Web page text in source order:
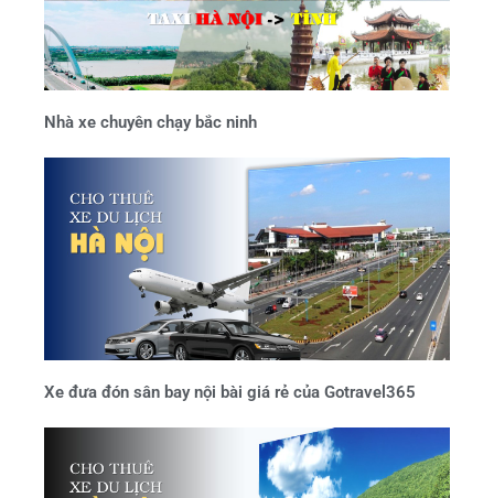
Nhà xe chuyên chạy bắc ninh
Xe đưa đón sân bay nội bài giá rẻ của Gotravel365